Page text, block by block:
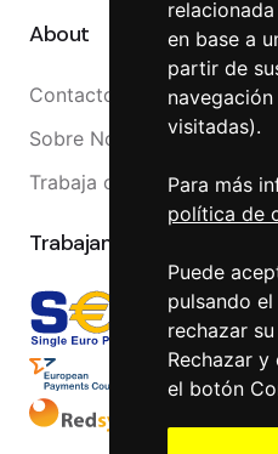
en base a
partir de
visitadas).
Para más
política de
Puede
pulsando
rechazar
Rechazar
el botón
About
Contacto
Sobre Nosotros
Trabaja con nosotros
Trabajamos con